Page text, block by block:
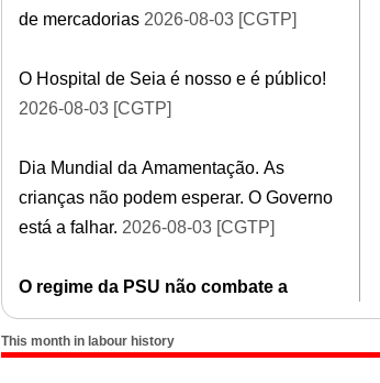
de mercadorias 2026-08-03 [CGTP]
O Hospital de Seia é nosso e é público!
2026-08-03 [CGTP]
Dia Mundial da Amamentação. As
crianças não podem esperar. O Governo
está a falhar. 2026-08-03 [CGTP]
O regime da PSU não combate a
This month in labour history